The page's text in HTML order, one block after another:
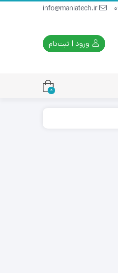
ورود | ثبت‌نام
0